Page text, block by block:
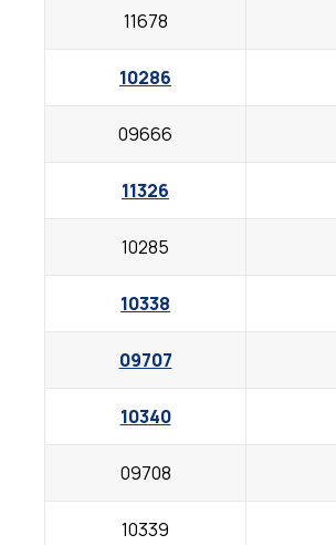
11678
10286
09666
11326
10285
10338
09707
10340
09708
10339